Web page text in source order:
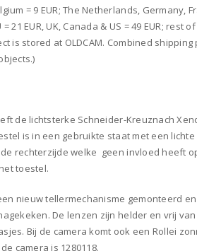
= 9 EUR; The Netherlands, Germany,
= 21 EUR, UK, Canada & US = 49 EUR; rest
is stored at OLDCAM. Combined
de lichtsterke Schneider-Kreuznach
is in een gebruikte staat met een lichte
rechterzijde welke geen invloed heeft
toestel.
nieuw tellermechanisme gemonteerd
De lenzen zijn helder en vrij
Bij de camera komt ook een Rollei
camera is 1280118.